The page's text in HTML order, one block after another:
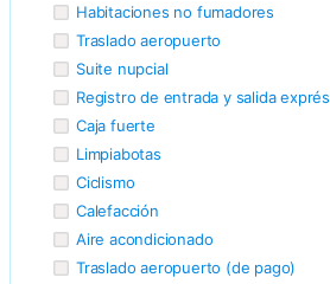
Habitaciones no fumadores
Traslado aeropuerto
Suite nupcial
Registro de entrada y salida exprés
Caja fuerte
Limpiabotas
Ciclismo
Calefacción
Aire acondicionado
Traslado aeropuerto (de pago)